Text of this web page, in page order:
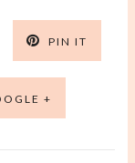
PIN IT
+